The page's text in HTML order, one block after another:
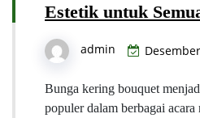
Estetik untuk
admin
Bunga kering bouquet
populer dalam berbagai